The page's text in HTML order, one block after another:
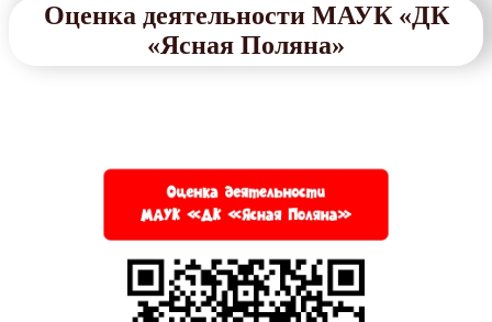
Оценка деятельности МАУК «ДК
«Ясная Поляна»